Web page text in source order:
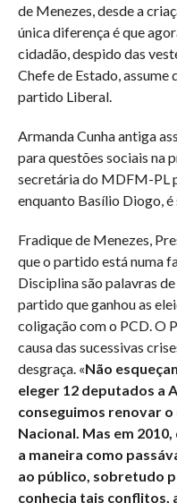
de Menezes, desde a
única diferença é que
cidadão, despido das
Chefe de Estado, assume
partido Liberal.
Armanda Cunha antiga
para questões sociais na
secretária do MDFM-PL
enquanto Basílio Diogo,
Fradique de Menezes,
que o partido está numa
Disciplina são palavras
partido que ganhou as
coligação com o PCD. O
causa das sucessivas
desgraça. «Não
eleger 12 deputados a
conseguimos renovar
Nacional. Mas em
a maneira como
ao público, sobretudo
conhecia tais conflitos,